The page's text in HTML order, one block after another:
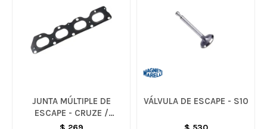
JUNTA MÚLTIPLE DE
ESCAPE - CRUZE /
TRACKER / SONIC
VÁLVULA DE ESCAPE - S10